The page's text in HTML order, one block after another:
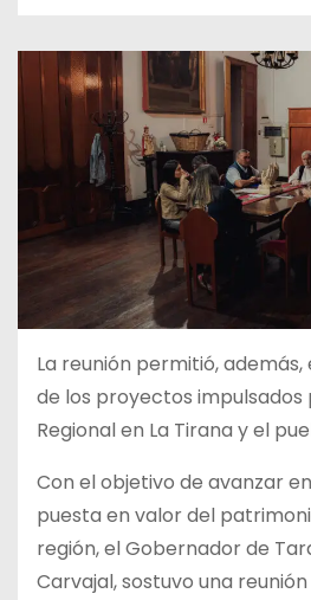
La reunión permitió,
de los proyectos impulsados
Regional en La Tirana y el
Con el objetivo de avanzar
puesta en valor del
región, el Gobernador de
Carvajal, sostuvo una